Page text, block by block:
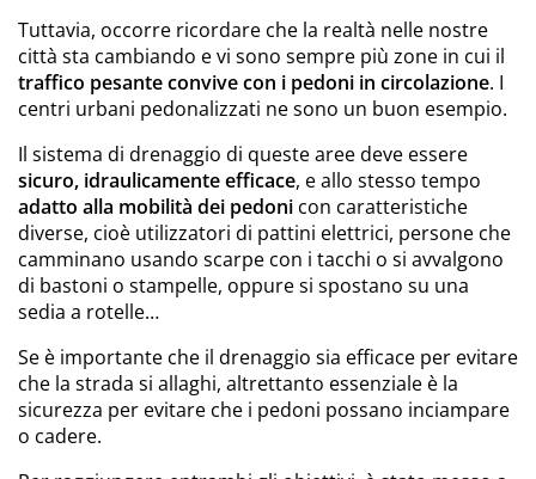
Tuttavia, occorre ricordare che la realtà nelle nostre
città sta cambiando e vi sono sempre più zone in cui il
traffico pesante convive con i pedoni in circolazione. I
centri urbani pedonalizzati ne sono un buon esempio.
Il sistema di drenaggio di queste aree deve essere
sicuro, idraulicamente efficace, e allo stesso tempo
adatto alla mobilità dei pedoni con caratteristiche
diverse, cioè utilizzatori di pattini elettrici, persone che
camminano usando scarpe con i tacchi o si avvalgono
di bastoni o stampelle, oppure si spostano su una
sedia a rotelle…
Se è importante che il drenaggio sia efficace per evitare
che la strada si allaghi, altrettanto essenziale è la
sicurezza per evitare che i pedoni possano inciampare
o cadere.